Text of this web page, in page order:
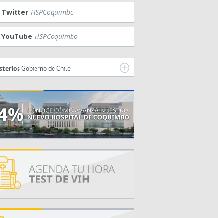
Twitter HSPCoquimbo
YouTube HSPCoquimbo
Gobierno de Chile